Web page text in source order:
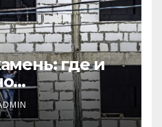
где и
в интерьере